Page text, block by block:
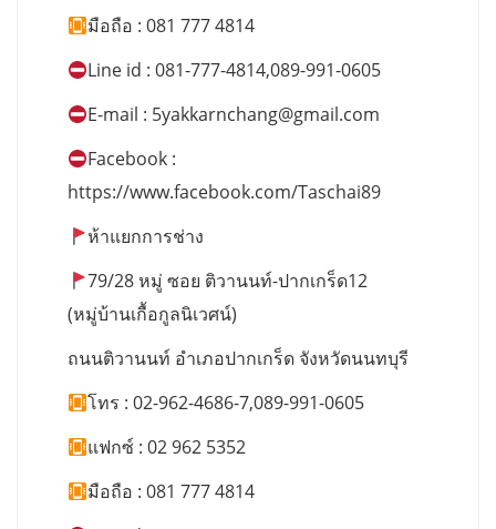
มือถือ : 081 777 4814
Line id : 081-777-4814,089-991-0605
E-mail : 5yakkarnchang@gmail.com
Facebook :
https://www.facebook.com/Taschai89
ห้าแยกการช่าง
79/28 หมู่ ซอย ติวานนท์-ปากเกร็ด12
(หมู่บ้านเกื้อกูลนิเวศน์)
ถนนติวานนท์ อำเภอปากเกร็ด จังหวัดนนทบุรี
โทร : 02-962-4686-7,089-991-0605
แฟกซ์ : 02 962 5352
มือถือ : 081 777 4814